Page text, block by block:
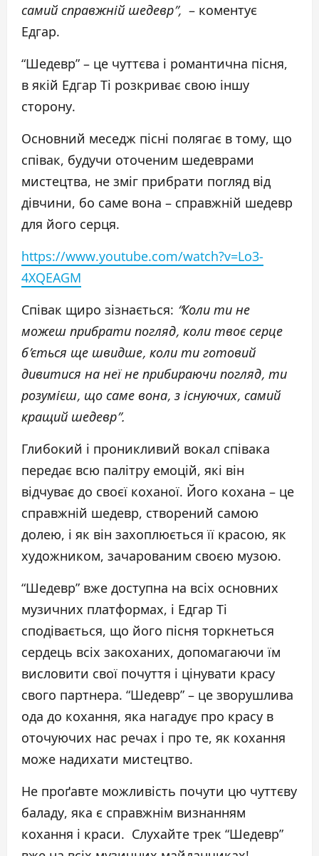
самий справжній шедевр”, – коментує
Едгар.
“Шедевр” – це чуттєва і романтична пісня,
в якій Едгар Ті розкриває свою іншу
сторону.
Основний меседж пісні полягає в тому, що
співак, будучи оточеним шедеврами
мистецтва, не зміг прибрати погляд від
дівчини, бо саме вона – справжній шедевр
для його серця.
https://www.youtube.com/watch?v=Lo3-
4XQEAGM
Співак щиро зізнається: “Коли ти не
можеш прибрати погляд, коли твоє серце
б’ється ще швидше, коли ти готовий
дивитися на неї не прибираючи погляд, ти
розумієш, що саме вона, з існуючих, самий
кращий шедевр”.
Глибокий і проникливий вокал співака
передає всю палітру емоцій, які він
відчуває до своєї коханої. Його кохана – це
справжній шедевр, створений самою
долею, і як він захоплюється її красою, як
художником, зачарованим своєю музою.
“Шедевр” вже доступна на всіх основних
музичних платформах, і Едгар Ті
сподівається, що його пісня торкнеться
сердець всіх закоханих, допомагаючи їм
висловити свої почуття і цінувати красу
свого партнера. “Шедевр” – це зворушлива
ода до кохання, яка нагадує про красу в
оточуючих нас речах і про те, як кохання
може надихати мистецтво.
Не проґавте можливість почути цю чуттєву
баладу, яка є справжнім визнанням
кохання і краси. Слухайте трек “Шедевр”